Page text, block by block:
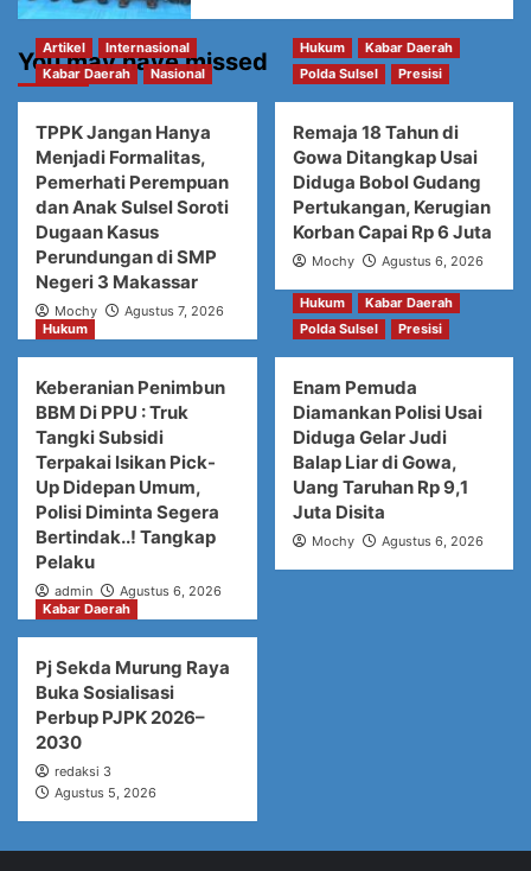
You may have missed
Artikel
Internasional
Kabar Daerah
Nasional
TPPK Jangan Hanya
Menjadi Formalitas,
Pemerhati Perempuan
dan Anak Sulsel Soroti
Dugaan Kasus
Perundungan di SMP
Negeri 3 Makassar
Mochy Agustus 7, 2026
Hukum
Kabar Daerah
Polda Sulsel
Presisi
Remaja 18 Tahun di
Gowa Ditangkap Usai
Diduga Bobol Gudang
Pertukangan, Kerugian
Korban Capai Rp 6 Juta
Mochy Agustus 6, 2026
Hukum
Keberanian Penimbun
BBM Di PPU : Truk
Tangki Subsidi
Terpakai Isikan Pick-
Up Didepan Umum,
Polisi Diminta Segera
Bertindak..! Tangkap
Pelaku
admin Agustus 6, 2026
Hukum
Kabar Daerah
Polda Sulsel
Presisi
Enam Pemuda
Diamankan Polisi Usai
Diduga Gelar Judi
Balap Liar di Gowa,
Uang Taruhan Rp 9,1
Juta Disita
Mochy Agustus 6, 2026
Kabar Daerah
Pj Sekda Murung Raya
Buka Sosialisasi
Perbup PJPK 2026–
2030
redaksi 3
Agustus 5, 2026